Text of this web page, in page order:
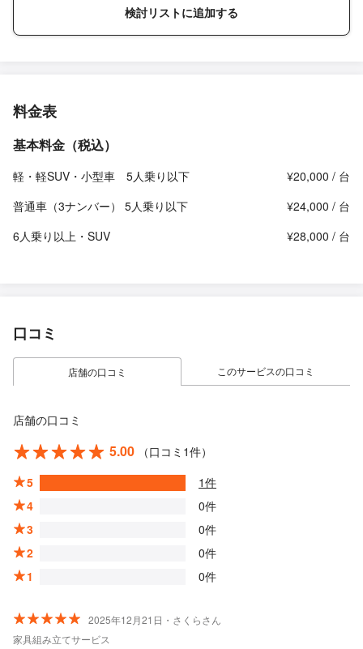
検討リストに追加する
料金表
基本料金（税込）
軽・軽SUV・小型車 5人乗り以下
¥20,000 / 台
普通車（3ナンバー） 5人乗り以下
¥24,000 / 台
6人乗り以上・SUV
¥28,000 / 台
口コミ
店舗の口コミ このサービスの口コミ
店舗の口コミ
5.00
（口コミ1件）
5
1件
4
0件
3
0件
2
0件
1
0件
2025年12月21日・さくらさん
家具組み立てサービス